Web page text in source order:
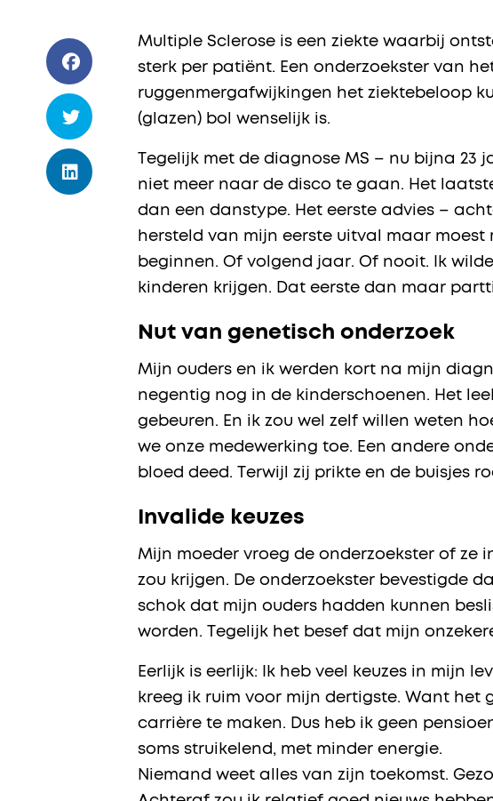
Multiple Sclerose is een ziekte waarbij
sterk per patiënt. Een onderzoekster van
ruggenmergafwijkingen het ziektebeloop
(glazen) bol wenselijk is.
Tegelijk met de diagnose MS – nu bijna
niet meer naar de disco te gaan. Het
dan een danstype. Het eerste advies –
hersteld van mijn eerste uitval maar
beginnen. Of volgend jaar. Of nooit. Ik
kinderen krijgen. Dat eerste dan maar
Nut van genetisch onderzoek
Mijn ouders en ik werden kort na mijn
negentig nog in de kinderschoenen. Het
gebeuren. En ik zou wel zelf willen weten
we onze medewerking toe. Een andere
bloed deed. Terwijl zij prikte en de buisjes
Invalide keuzes
Mijn moeder vroeg de onderzoekster of ze
zou krijgen. De onderzoekster bevestigde
schok dat mijn ouders hadden kunnen
worden. Tegelijk het besef dat mijn
Eerlijk is eerlijk: Ik heb veel keuzes in mijn
kreeg ik ruim voor mijn dertigste. Want het
carrière te maken. Dus heb ik geen
soms struikelend, met minder energie.
Niemand weet alles van zijn toekomst.